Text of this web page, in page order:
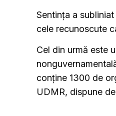
Sentința a
cele recunoscute
Cel din urmă este
conține 1300 de
UDMR, dispune